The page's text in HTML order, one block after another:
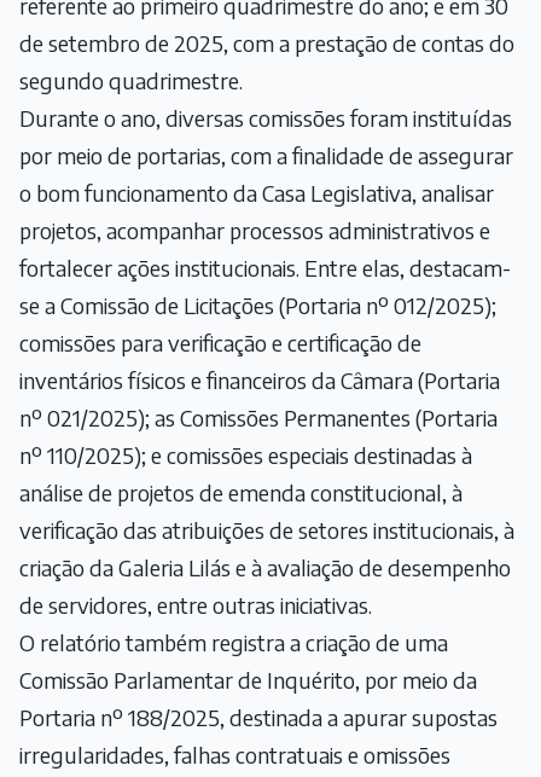
referente ao primeiro quadrimestre do ano; e em 30
de setembro de 2025, com a prestação de contas do
segundo quadrimestre.
Durante o ano, diversas comissões foram instituídas
por meio de portarias, com a finalidade de assegurar
o bom funcionamento da Casa Legislativa, analisar
projetos, acompanhar processos administrativos e
fortalecer ações institucionais. Entre elas, destacam-
se a Comissão de Licitações (Portaria nº 012/2025);
comissões para verificação e certificação de
inventários físicos e financeiros da Câmara (Portaria
nº 021/2025); as Comissões Permanentes (Portaria
nº 110/2025); e comissões especiais destinadas à
análise de projetos de emenda constitucional, à
verificação das atribuições de setores institucionais, à
criação da Galeria Lilás e à avaliação de desempenho
de servidores, entre outras iniciativas.
O relatório também registra a criação de uma
Comissão Parlamentar de Inquérito, por meio da
Portaria nº 188/2025, destinada a apurar supostas
irregularidades, falhas contratuais e omissões